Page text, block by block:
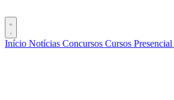
Início Notícias Concursos Cursos Presencial